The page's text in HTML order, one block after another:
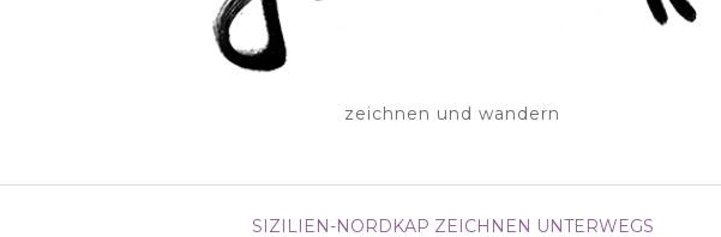
zeichnen und wandern
SIZILIEN-NORDKAP ZEICHNEN UNTERWEGS